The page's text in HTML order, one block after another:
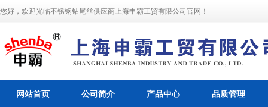
您好，欢迎光临不锈钢钻尾丝供应商上海申霸工贸有限公司官网！
网站首页 公司简介 产品中心 品质管理